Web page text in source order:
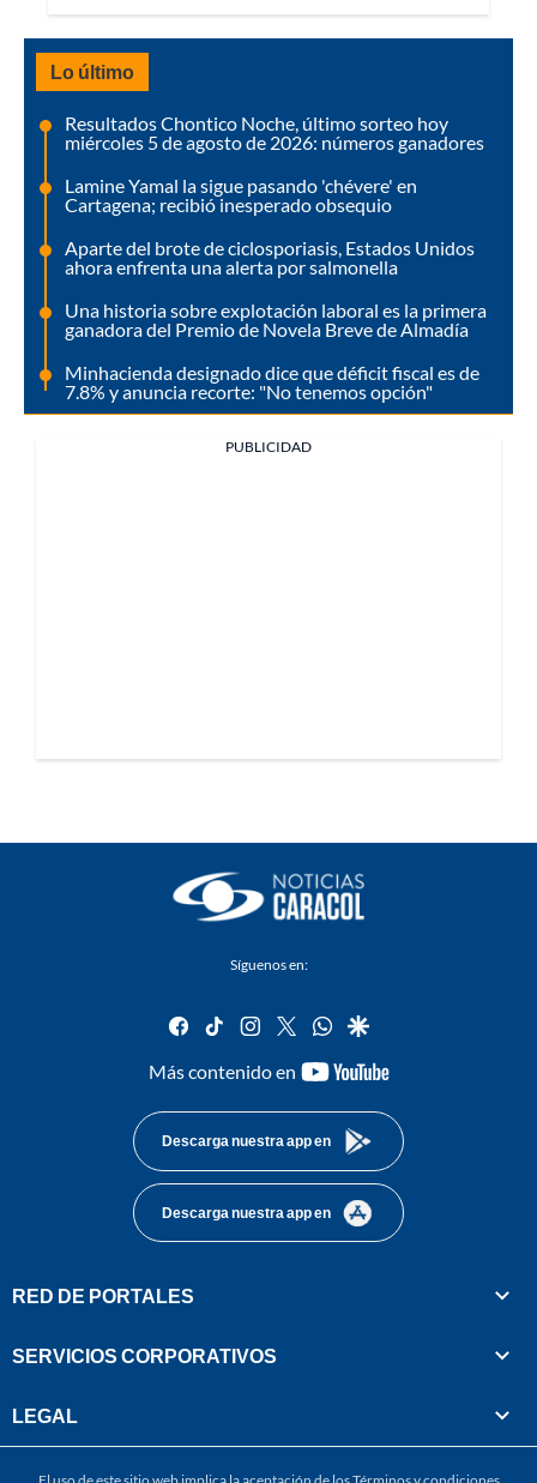
Lo último
Resultados Chontico Noche, último sorteo hoy
miércoles 5 de agosto de 2026: números ganadores
Lamine Yamal la sigue pasando 'chévere' en
Cartagena; recibió inesperado obsequio
Aparte del brote de ciclosporiasis, Estados Unidos
ahora enfrenta una alerta por salmonella
Una historia sobre explotación laboral es la primera
ganadora del Premio de Novela Breve de Almadía
Minhacienda designado dice que déficit fiscal es de
7.8% y anuncia recorte: "No tenemos opción"
PUBLICIDAD
Síguenos en:
facebook
tiktok instagram
twitterwhatsapp
google
Más contenido en
youtube-
Descarga nuestra app en
Descarga nuestra app en
RED DE PORTALES
SERVICIOS CORPORATIVOS
LEGAL